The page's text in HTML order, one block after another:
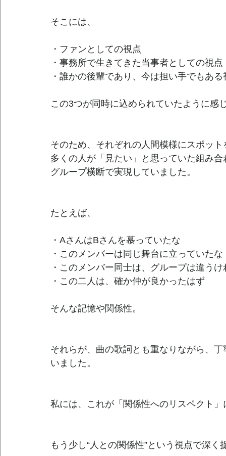
そこには、
・ファンとしての視点
・事務所で生きてきた当事者としての視点
・誰かの後輩であり、今は担い手でもある
この3つが同時に込められていたように感
そのため、それぞれの人間模様にスポット
多くの人が「見たい」と思っていた組み
グループ横断で実現していました。
たとえば、
・AさんはBさんを慕っていたな
・このメンバーは同じ舞台に立っていたな
・このメンバー同士は、グループは違う
・この二人は、確か仲が良かったはず
そんな記憶や関係性。
それらが、曲の歌詞とも重なりながら、丁
いました。
私には、これが「関係性へのリスペクト
もう少し“人との関係性”という視点で深く